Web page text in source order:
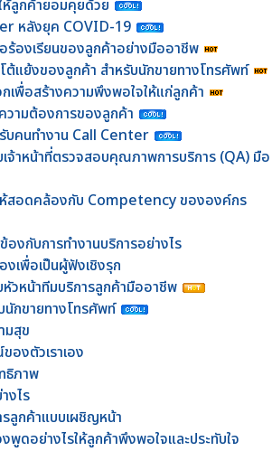
ลูกค้ายอมคุยด้วย
หลังยุค COVID-19
ร้องเรียนของลูกค้าอย่างมืออาชีพ
ต้แย้งของลูกค้า สำหรับนักขายทางโทรศัพท์
เพื่อสร้างความพึงพอใจให้แก่ลูกค้า
วามต้องการของลูกค้า
คนทำงาน Call Center
เจ้าหน้าที่ตรวจสอบคุณภาพการบริการ (QA) มือ
สอดคล้องกับ Competency ขององค์กร
งกับการทำงานบริการอย่างไร
เพื่อเป็นผู้ฟังเชิงรุก
หัวหน้าทีมบริการลูกค้ามืออาชีพ
นักขายทางโทรศัพท์
มสุข
งตัวเราเอง
ธิภาพ
งไร
รลูกค้าแบบเผชิญหน้า
ดอย่างไรให้ลูกค้าพึงพอใจและประทับใจ